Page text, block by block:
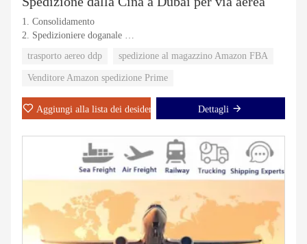
1. Consolidamento
2. Spedizioniere doganale
4. Spedizione marittima
5. DDP/DDU (Porta a Porta)
trasporto aereo ddp spedizione al magazzino Amazon FBA
Venditore Amazon spedizione Prime
Aggiungi alla lista dei desideri Dettagli